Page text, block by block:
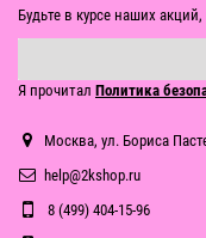
Будьте в курсе наших
Я прочитал Политика
Москва, ул. Бориса
help@2kshop.ru
8 (499) 404-15-96